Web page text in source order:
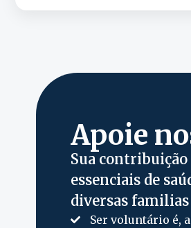
Apoie
Sua
essenciais de
diversas familias
Ser voluntário é,